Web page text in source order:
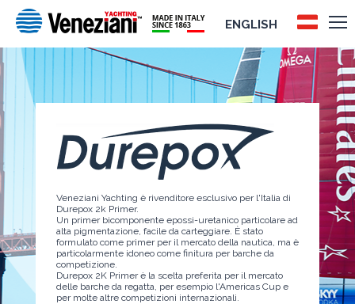
ENGLISH
Veneziani Yachting è rivenditore esclusivo per l'Italia di
Durepox 2k Primer.
Un primer bicomponente epossi-uretanico particolare ad
alta pigmentazione, facile da carteggiare. È stato
formulato come primer per il mercato della nautica, ma è
particolarmente idoneo come finitura per barche da
competizione.
Durepox 2K Primer è la scelta preferita per il mercato
delle barche da regatta, per esempio l'Americas Cup e
per molte altre competizioni internazionali.